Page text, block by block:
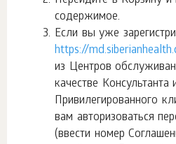
содержимое.
Если вы уже
https://
из Центров
качестве Консультанта
Привилегированного
вам авторизоваться
(ввести номер